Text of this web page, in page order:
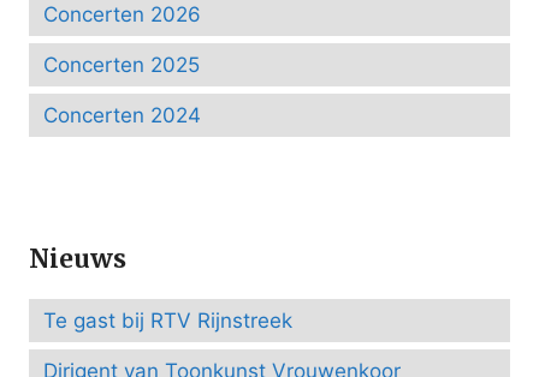
Concerten 2026
Concerten 2025
Concerten 2024
Nieuws
Te gast bij RTV Rijnstreek
Dirigent van Toonkunst Vrouwenkoor